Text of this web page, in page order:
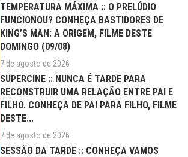
TEMPERATURA MÁXIMA :: O PRELÚDIO
FUNCIONOU? CONHEÇA BASTIDORES DE
KING’S MAN: A ORIGEM, FILME DESTE
DOMINGO (09/08)
7 de agosto de 2026
SUPERCINE :: NUNCA É TARDE PARA
RECONSTRUIR UMA RELAÇÃO ENTRE PAI E
FILHO. CONHEÇA DE PAI PARA FILHO, FILME
DESTE...
7 de agosto de 2026
SESSÃO DA TARDE :: CONHEÇA VAMOS